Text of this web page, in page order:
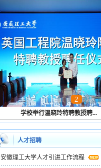
1 2 3
学校举行温晓玲特聘教授聘...
人才招聘
安徽理工大学人才引进工作流程